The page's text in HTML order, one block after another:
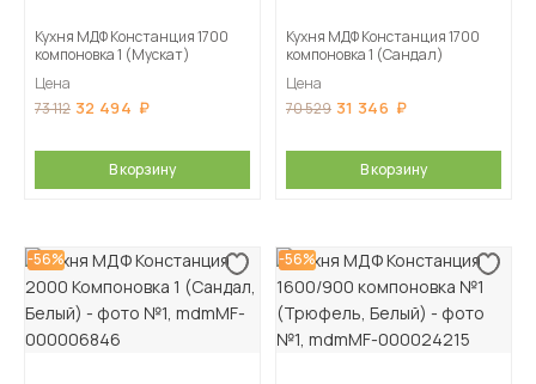
Кухня МДФ Констанция 1700
компоновка 1 (Мускат)
Цена
73 112 32 494
В корзину
Кухня МДФ Констанция 1700
компоновка 1 (Сандал)
Цена
70 529 31 346
В корзину
-56% -56%